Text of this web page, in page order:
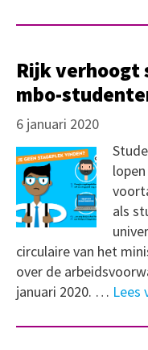
Rijk verhoogt
mbo-
6 januari 2020
als
circulaire van het
over de
januari 2020. … Lees